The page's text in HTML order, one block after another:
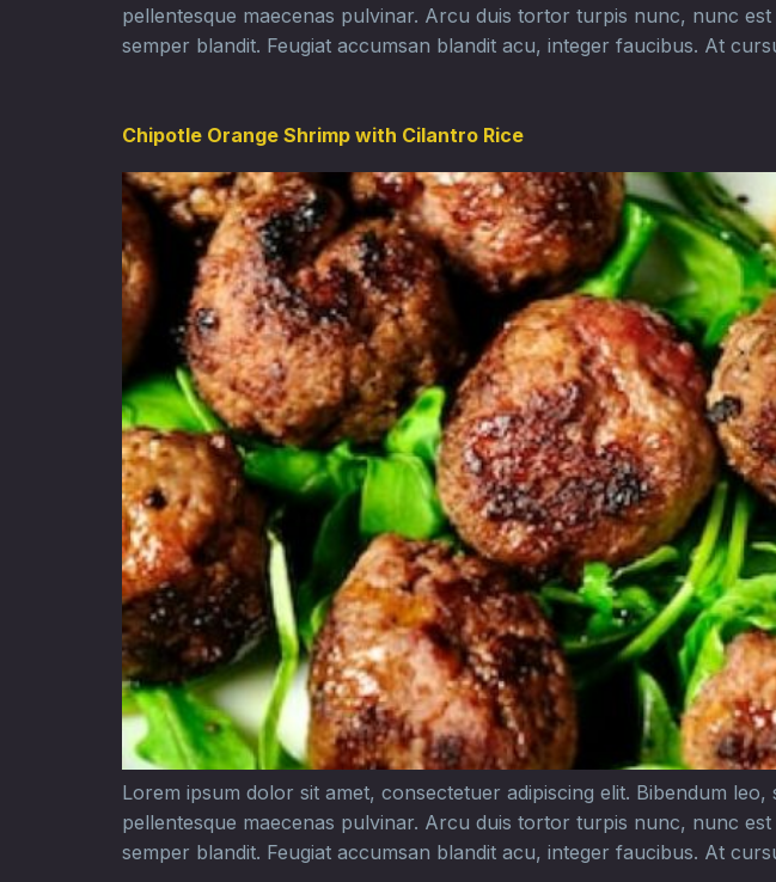
pellentesque maecenas pulvinar. Arcu duis tortor turpis nunc, nunc
semper blandit. Feugiat accumsan blandit acu, integer faucibus. At
Chipotle Orange Shrimp with Cilantro Rice
Lorem ipsum dolor sit amet, consectetuer adipiscing elit. Bibendum
pellentesque maecenas pulvinar. Arcu duis tortor turpis nunc, nunc
semper blandit. Feugiat accumsan blandit acu, integer faucibus. At